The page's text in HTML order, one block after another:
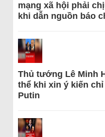
mạng xã hội phải
khi dẫn nguồn báo
Thủ tướng Lê Minh
thể khi xin ý kiến
Putin